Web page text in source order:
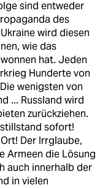
sind entweder
des
wird diesen
wie das
hat. Jeden
Hunderte von
wenigsten von
... Russland wird
zurückziehen.
sofort!
Der Irrglaube,
Armeen die Lösung
auch innerhalb der
in vielen